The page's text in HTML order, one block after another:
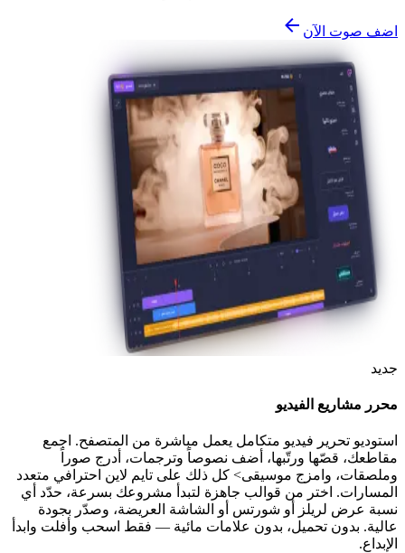
اضف صوت الآن
جديد
محرر مشاريع الفيديو
استوديو تحرير فيديو متكامل يعمل مباشرة من المتصفح. اجمع
مقاطعك، قصّها ورتّبها، أضف نصوصاً وترجمات، أدرج صوراً
وملصقات، وامزج موسيقى> كل ذلك على تايم لاين احترافي متعدد
المسارات. اختر من قوالب جاهزة لتبدأ مشروعك بسرعة، حدّد أي
نسبة عرض لريلز أو شورتس أو الشاشة العريضة، وصدّر بجودة
عالية. بدون تحميل، بدون علامات مائية — فقط اسحب وأفلت وابدأ
الإبداع.